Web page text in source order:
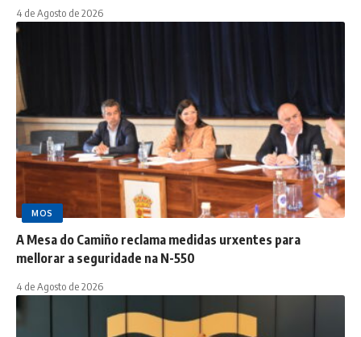
4 de Agosto de 2026
MOS
A Mesa do Camiño reclama medidas urxentes para
mellorar a seguridade na N-550
4 de Agosto de 2026